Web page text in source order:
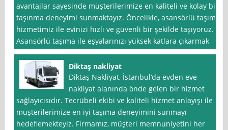
avantajlar sayesinde müşterilerimize en kaliteli ve kolay bir
taşınma deneyimi sunmaktayız. Öncelikle, asansörlü taşıma
hizmetimiz ile evinizi hızlı ve güvenli bir şekilde taşıyoruz.
Asansörlü taşıma ile eşyalarınızı yüksek katlara çıkarmak
Diktaş nakliyat
Diktaş Nakliyat, İstanbul‘da evden eve
nakliyat alanında önde gelen bir hizmet
sağlayıcısıdır. Tecrübeli ekibi ve kaliteli hizmet anlayışı ile
müşterilerimize en iyi taşıma deneyimini sunmayı
hedeflemekteyiz. Firmamız, müşteri memnuniyetini her